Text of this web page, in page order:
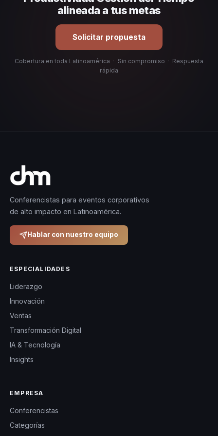
alineada a tus metas
Solicitar propuesta
Cobertura en toda Latinoamérica · Sin compromiso · Respuesta
rápida
Conferencistas para eventos corporativos
de alto impacto en Latinoamérica.
Hablar con nuestro equipo
ESPECIALIDADES
Liderazgo
Innovación
Ventas
Transformación Digital
IA & Tecnología
Insights
EMPRESA
Conferencistas
Categorías